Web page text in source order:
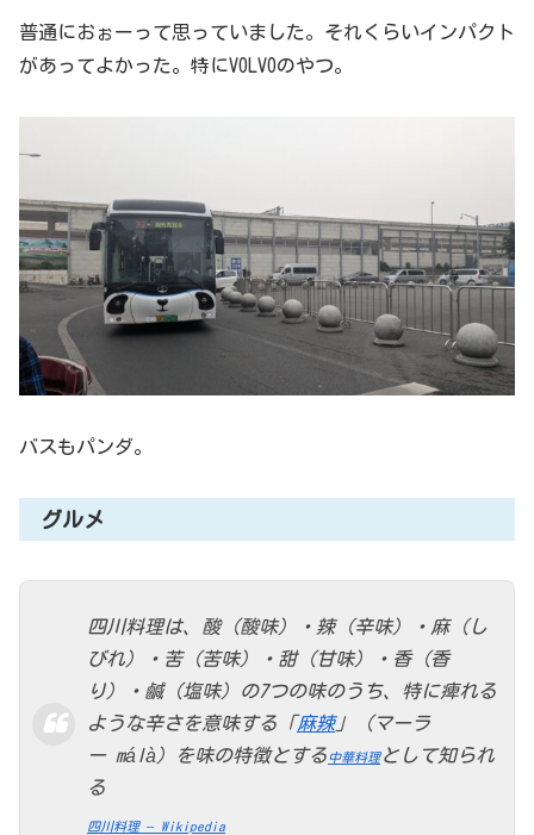
普通におぉーって思っていました。それくらいインパクト
があってよかった。特にVOLVOのやつ。
バスもパンダ。
グルメ
四川料理は、酸（酸味）・辣（辛味）・麻（し
びれ）・苦（苦味）・甜（甘味）・香（香
り）・鹹（塩味）の7つの味のうち、特に痺れる
ような辛さを意味する「麻辣」（マーラ
ー málà）を味の特徴とする中華料理として知られ
る
四川料理 – Wikipedia